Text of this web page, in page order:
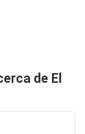
de El